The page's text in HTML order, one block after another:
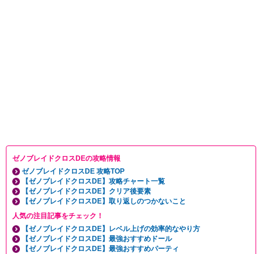
ゼノブレイドクロスDEの攻略情報
ゼノブレイドクロスDE 攻略TOP
【ゼノブレイドクロスDE】攻略チャート一覧
【ゼノブレイドクロスDE】クリア後要素
【ゼノブレイドクロスDE】取り返しのつかないこと
人気の注目記事をチェック！
【ゼノブレイドクロスDE】レベル上げの効率的なやり方
【ゼノブレイドクロスDE】最強おすすめドール
【ゼノブレイドクロスDE】最強おすすめパーティ